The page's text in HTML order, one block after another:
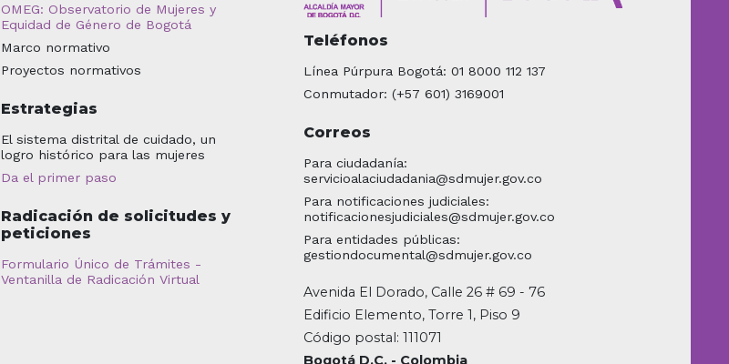
OMEG: Observatorio de Mujeres y
Equidad de Género de Bogotá
Marco normativo
Proyectos normativos
Estrategias
El sistema distrital de cuidado, un
logro histórico para las mujeres
Da el primer paso
Radicación de solicitudes y
peticiones
Formulario Único de Trámites -
Ventanilla de Radicación Virtual
Teléfonos
Línea Púrpura Bogotá: 01 8000 112 137
Conmutador: (+57 601) 3169001
Correos
Para ciudadanía:
servicioalaciudadania@sdmujer.gov.co
Para notificaciones judiciales:
notificacionesjudiciales@sdmujer.gov.co
Para entidades públicas:
gestiondocumental@sdmujer.gov.co
Avenida El Dorado, Calle 26 # 69 - 76
Edificio Elemento, Torre 1, Piso 9
Código postal: 111071
Bogotá D.C. - Colombia